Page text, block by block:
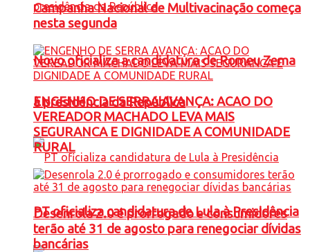
Novo oficializa a candidatura de Romeu Zema
à presidência da República
PT oficializa candidatura de Lula à Presidência
Campanha Nacional de Multivacinação começa
nesta segunda
ENGENHO DE SERRA AVANÇA: ACAO DO
VEREADOR MACHADO LEVA MAIS
SEGURANCA E DIGNIDADE A COMUNIDADE
RURAL
Desenrola 2.0 é prorrogado e consumidores
terão até 31 de agosto para renegociar dívidas
bancárias